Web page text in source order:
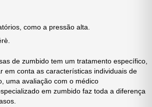
como a pressão alta.
de zumbido tem um tratamento específico,
em conta as características individuais de
uma avaliação com o médico
em zumbido faz toda a diferença